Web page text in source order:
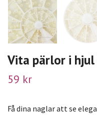
Vita pärlor i
59 kr
Få dina naglar att se